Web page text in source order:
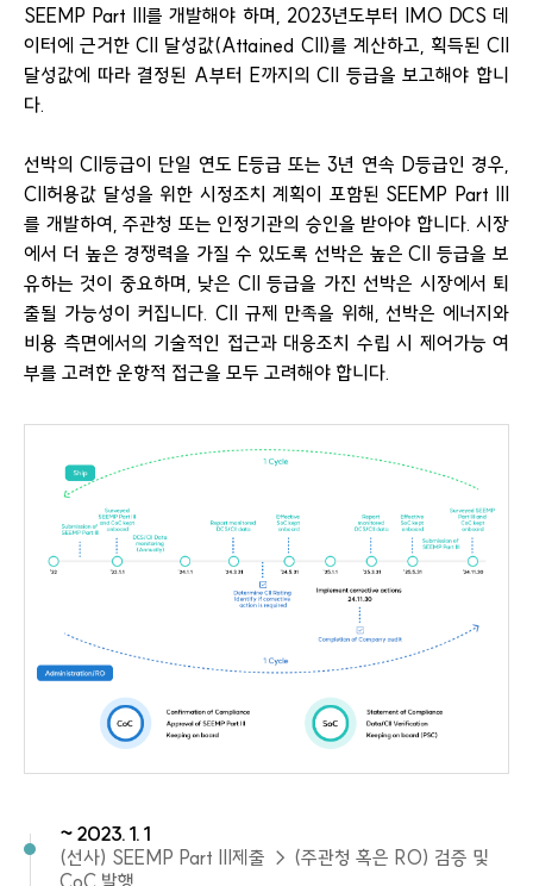
SEEMP Part III를 개발해야 하며, 2023년도부터 IMO DCS 데
이터에 근거한 CII 달성값(Attained CII)를 계산하고, 획득된 CII
달성값에 따라 결정된 A부터 E까지의 CII 등급을 보고해야 합니
다.
선박의 CII등급이 단일 연도 E등급 또는 3년 연속 D등급인 경우,
CII허용값 달성을 위한 시정조치 계획이 포함된 SEEMP Part III
를 개발하여, 주관청 또는 인정기관의 승인을 받아야 합니다. 시장
에서 더 높은 경쟁력을 가질 수 있도록 선박은 높은 CII 등급을 보
유하는 것이 중요하며, 낮은 CII 등급을 가진 선박은 시장에서 퇴
출될 가능성이 커집니다. CII 규제 만족을 위해, 선박은 에너지와
비용 측면에서의 기술적인 접근과 대응조치 수립 시 제어가능 여
부를 고려한 운항적 접근을 모두 고려해야 합니다.
~ 2023. 1. 1
(선사) SEEMP Part III제출 → (주관청 혹은 RO) 검증 및